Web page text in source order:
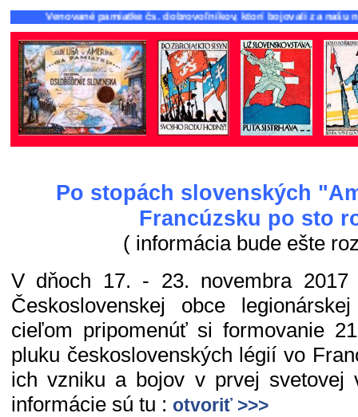
Venované pamiatke čs. dobrovoľníkov, ktorí bojovali za našu
Po stopách slovenských
Francúzsku po sto
( informácia bude ešte
V dňoch 17. - 23. novembra 2017
Československej obce
cieľom pripomenúť si formovanie
pluku československých légií vo
ich vzniku a bojov v prvej svetovej
informácie sú tu : otvoriť >>>